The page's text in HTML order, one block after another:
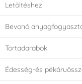
Letöltéshez
Bevonó
Tortadarabok
Édesség-és